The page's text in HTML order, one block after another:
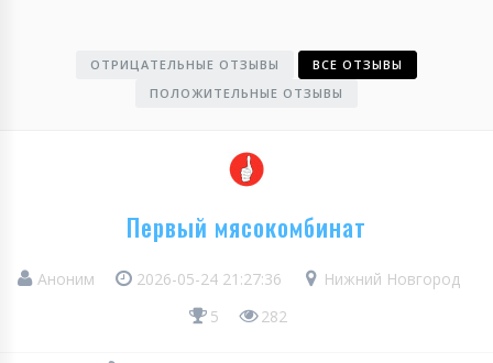
ОТРИЦАТЕЛЬНЫЕ ОТЗЫВЫ
ВСЕ ОТЗЫВЫ
ПОЛОЖИТЕЛЬНЫЕ ОТЗЫВЫ
Первый мясокомбинат
Аноним 2026-05-24 21:27:36
Нижний Новгород
5
282